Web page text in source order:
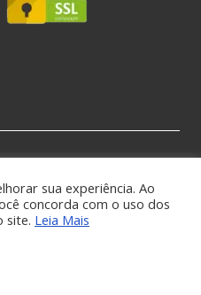
sua experiência. Ao
concorda com o uso dos
site. Leia Mais